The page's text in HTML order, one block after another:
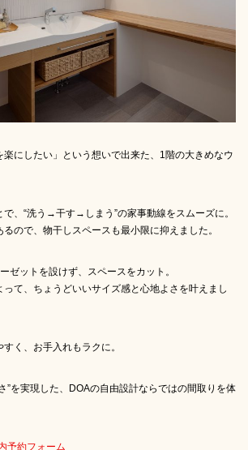
にしたい」という想いで出来た、1階の大きめなウ
で、“洗う→干す→しまう”の家事動線をスムーズに。
ので、物干しスペースも最小限に抑えました。
ゼットを設けず、スペースをカット。
て、ちょうどいいサイズ感と心地よさを叶えまし
く、お手入れもラクに。
”を実現した、DOAの自由設計ならではの間取りを体
予約フォーム